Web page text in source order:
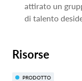
attirato un
di talento
Risorse
PRODOTTO